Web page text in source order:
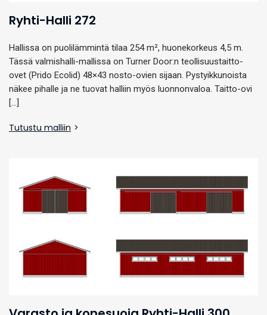
Ryhti-Halli 272
Hallissa on puolilämmintä tilaa 254 m², huonekorkeus 4,5 m.
Tässä valmishalli-mallissa on Turner Door:n teollisuustaitto-
ovet (Prido Ecolid) 48×43 nosto-ovien sijaan. Pystyikkunoista
näkee pihalle ja ne tuovat halliin myös luonnonvaloa. Taitto-ovi
[…]
Tutustu malliin